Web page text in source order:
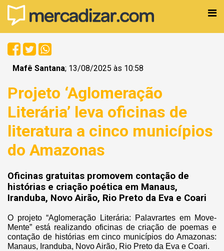
Mafê Santana; 13/08/2025 às 10:58
Projeto ‘Aglomeração
Literária’ leva oficinas de
literatura a cinco municípios
do Amazonas
Oficinas gratuitas promovem contação de
histórias e criação poética em Manaus,
Iranduba, Novo Airão, Rio Preto da Eva e Coari
O projeto “Aglomeração Literária: Palavrartes em Move-
Mente” está realizando oficinas de criação de poemas e
contação de histórias em cinco municípios do Amazonas:
Manaus, Iranduba, Novo Airão, Rio Preto da Eva e Coari.